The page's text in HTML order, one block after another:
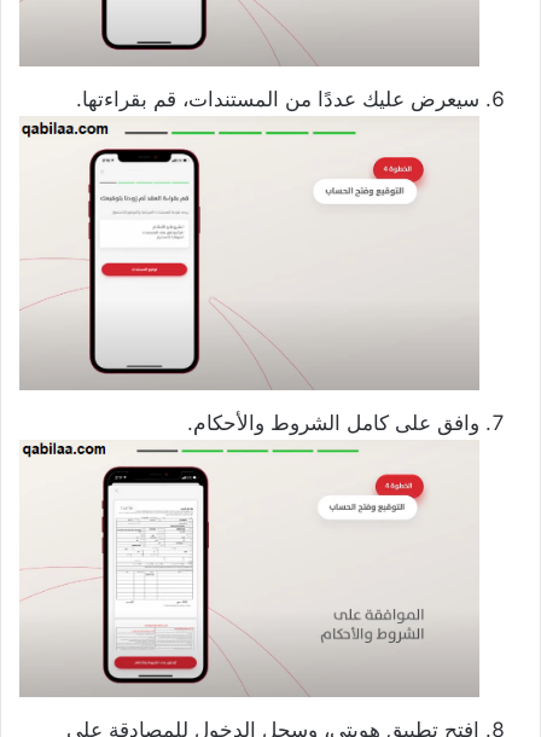
سيعرض عليك عددًا من المستندات، قم بقراءتها.
وافق على كامل الشروط والأحكام.
افتح تطبيق هويتي، وسجل الدخول للمصادقة على